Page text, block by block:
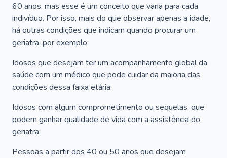
60 anos, mas esse é um conceito que varia para cada
indivíduo. Por isso, mais do que observar apenas a idade,
há outras condições que indicam quando procurar um
geriatra, por exemplo:
Idosos que desejam ter um acompanhamento global da
saúde com um médico que pode cuidar da maioria das
condições dessa faixa etária;
Idosos com algum comprometimento ou sequelas, que
podem ganhar qualidade de vida com a assistência do
geriatra;
Pessoas a partir dos 40 ou 50 anos que desejam